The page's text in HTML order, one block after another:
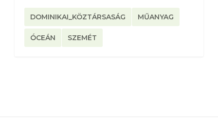
DOMINIKAI_KÖZTÁRSASÁG MŰANYAG
ÓCEÁN SZEMÉT